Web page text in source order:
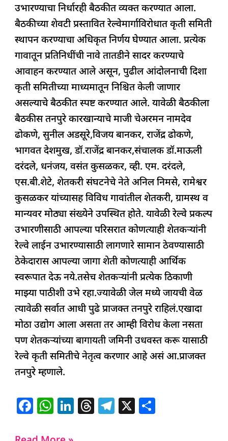
उभारण्याचा निर्धारही बैठकीत व्यक्त करण्यात आला.
बैठकीच्या शेवटी प्रस्तावित रेल्वेमार्गाविरोधात कृती समिती
स्थापन करण्याचा अधिकृत निर्णय घेण्यात आला. प्रत्येक
गावातून प्रतिनिधींची नावे तातडीने सादर करण्याचे
आवाहन करण्यात आले असून, पुढील आंदोलनाची दिशा
कृती समितीच्या माध्यमातून निश्चित केली जाणार
असल्याचे बैठकीत स्पष्ट करण्यात आले. यावेळी बैठकीला
बैठकीस तनपुरे कारखान्याचे माजी चेअरमन नामदेव
ढोकणे, सुनील अडसूरे,विजय बानकर, राजेंद्र ढोकणे,
भागवत देशमुख, डॉ.राजेंद्र बानकर,संचालक डॉ.माऊली
दरंदले, धनंजय, वसंत कुसळकर, व्ही. एम. दरंदले,
एस.बी.शेटे, शेतकरी संघटनेचे नेते अनिल निमसे, रामेश्वर
कुसळकर यांच्यासह विविध गावांतील शेतकरी, ग्रामस्थ व
मान्यवर मोठ्या संख्येने उपस्थित होते. यावेळी रेल्वे प्रकल्प
उभारणीसाठी आपल्या परिसरात कोणत्याही शेतकऱ्यांनी
रेल्वे लाईन उभारण्यासाठी लागणारे सामान ठेवण्यासाठी
ठेकेदारास आपल्या जागा शेती कोणत्याही आर्थिक
स्वरूपात देऊ नये.तसेच शेतकऱ्यांनी प्रत्येक ठिकाणी
माझ्या पाठीशी उभे रहा.ज्यावेळी जेल मध्ये जायची वेळ
त्यावेळी सर्वात आधी पुढे प्राजक्त तनपुरे राहिलं.एखादा
मोठा उद्योग आला असता तर आम्ही विरोध केला नसता
पण शेतकऱ्यांच्या बागायती जमिनी उधवस्त करू यासाठी
रेल्वे कृती समितीचे नेतृत्व करणार आहे असं आ.प्राजक्त
तनपुरे म्हणाले.
F W Li T T X